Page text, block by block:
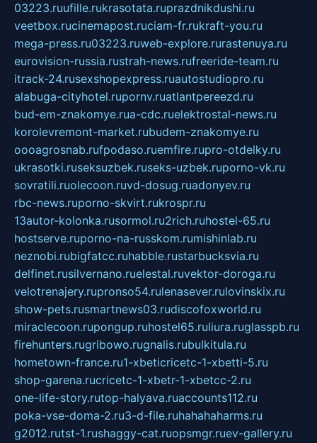
03223.ruufille.rukrasotata.ruprazdnikdushi.ru
veetbox.rucinemapost.ruciam-fr.rukraft-you.ru
mega-press.ru03223.ruweb-explore.rurastenuya.ru
eurovision-russia.rustrah-news.rufreeride-team.ru
itrack-24.rusexshopexpress.ruautostudiopro.ru
alabuga-cityhotel.rupornv.ruatlantpereezd.ru
bud-em-znakomye.rua-cdc.ruelektrostal-news.ru
korolevremont-market.rubudem-znakomye.ru
oooagrosnab.rufpodaso.ruemfire.rupro-otdelky.ru
ukrasotki.ruseksuzbek.ruseks-uzbek.ruporno-vk.ru
sovratili.ruolecoon.ruvd-dosug.ruadonyev.ru
rbc-news.ruporno-skvirt.rukrospr.ru
13autor-kolonka.rusormol.ru2rich.ruhostel-65.ru
hostserve.ruporno-na-russkom.rumishinlab.ru
neznobi.rubigfatcc.ruhabble.rustarbucksvia.ru
delfinet.rusilvernano.ruelestal.ruvektor-doroga.ru
velotrenajery.rupronso54.rulenasever.rulovinskix.ru
show-pets.rusmartnews03.rudiscofoxworld.ru
miraclecoon.rupongup.ruhostel65.ruliura.ruglasspb.ru
firehunters.rugribowo.rugnalis.rubulkitula.ru
hometown-france.ru1-xbeticricetc-1-xbetti-5.ru
shop-garena.rucricetc-1-xbetr-1-xbetcc-2.ru
one-life-story.rutop-halyava.ruaccounts112.ru
poka-vse-doma-2.ru3-d-file.ruhahahaharms.ru
g2012.rutst-1.rushaggy-cat.ruopsmgr.ruev-gallery.ru